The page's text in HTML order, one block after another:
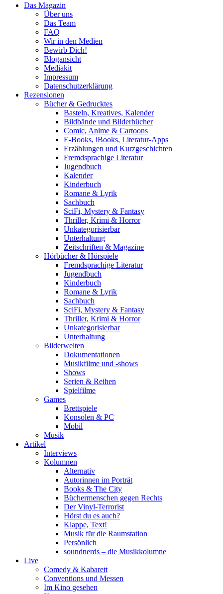
Das Magazin
Über uns
Das Team
FAQ
Wir in den Medien
Bewirb Dich!
Blogansicht
Mediakit
Impressum
Datenschutzerklärung
Rezensionen
Bücher & Gedrucktes
Basteln, Kreatives, Kalender
Bildbände und Bilderbücher
Comic, Anime & Cartoons
E-Books, iBooks, Literatur-Apps
Erzählungen und Kurzgeschichten
Fremdsprachige Literatur
Jugendbuch
Kalender
Kinderbuch
Romane & Lyrik
Sachbuch
SciFi, Mystery & Fantasy
Thriller, Krimi & Horror
Unkategorisierbar
Unterhaltung
Zeitschriften & Magazine
Hörbücher & Hörspiele
Fremdsprachige Literatur
Jugendbuch
Kinderbuch
Romane & Lyrik
Sachbuch
SciFi, Mystery & Fantasy
Thriller, Krimi & Horror
Unkategorisierbar
Unterhaltung
Bilderwelten
Dokumentationen
Musikfilme und -shows
Shows
Serien & Reihen
Spielfilme
Games
Brettspiele
Konsolen & PC
Mobil
Musik
Artikel
Interviews
Kolumnen
Alternativ
Autorinnen im Porträt
Books & The City
Büchermenschen gegen Rechts
Der Vinyl-Terrorist
Hörst du es auch?
Klappe, Text!
Musik für die Raumstation
Persönlich
soundnerds – die Musikkolumne
Live
Comedy & Kabarett
Conventions und Messen
Im Kino gesehen